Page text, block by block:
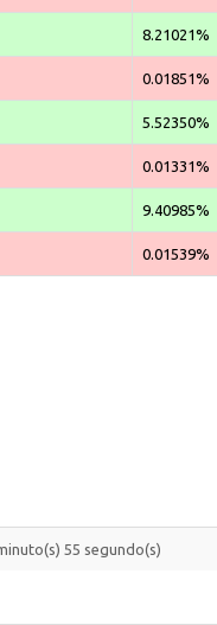
8.21021%
0.01851%
5.52350%
0.01331%
9.40985%
0.01539%
55 segundo(s)